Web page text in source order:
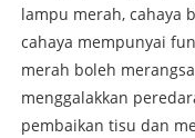
lampu merah, cahaya
cahaya mempunyai
merah boleh
menggalakkan
pembaikan tisu dan